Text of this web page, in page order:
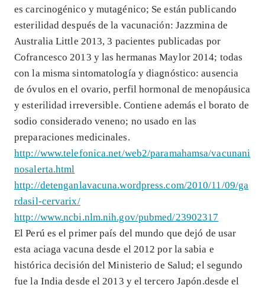
es carcinogénico y mutagénico; Se están publicando
esterilidad después de la vacunación: Jazzmina de
Australia Little 2013, 3 pacientes publicadas por
Cofrancesco 2013 y las hermanas Maylor 2014; todas
con la misma sintomatología y diagnóstico: ausencia
de óvulos en el ovario, perfil hormonal de menopáusica
y esterilidad irreversible. Contiene además el borato de
sodio considerado veneno; no usado en las
preparaciones medicinales.
http://www.telefonica.net/web2/paramahamsa/vacunani
nosalerta.html
http://detenganlavacuna.wordpress.com/2010/11/09/ga
rdasil-cervarix/
http://www.ncbi.nlm.nih.gov/pubmed/23902317
El Perú es el primer país del mundo que dejó de usar
esta aciaga vacuna desde el 2012 por la sabia e
histórica decisión del Ministerio de Salud; el segundo
fue la India desde el 2013 y el tercero Japón.desde el